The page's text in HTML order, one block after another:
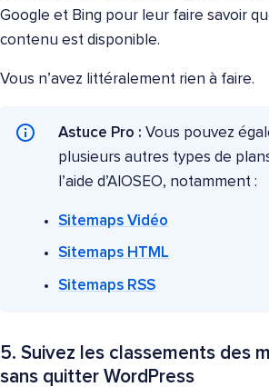
Google et Bing pour leur faire savoir
contenu est disponible.
Vous n’avez littéralement rien à faire.
Astuce Pro : Vous pouvez
plusieurs autres types de
l’aide d’AIOSEO, notamment :
Sitemaps Vidéo
Sitemaps HTML
Sitemaps RSS
5. Suivez les classements des
sans quitter WordPress